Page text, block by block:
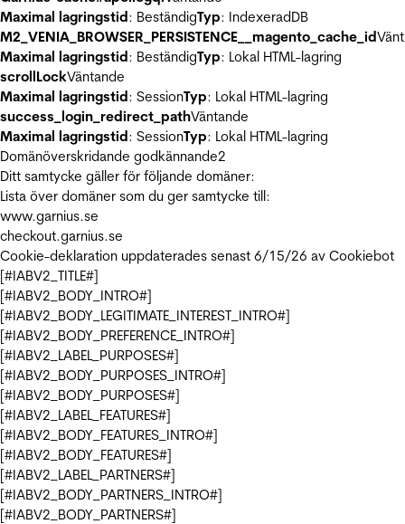
Maximal lagringstid: BeständigTyp: IndexeradDB
M2_VENIA_BROWSER_PERSISTENCE__magento_cache_id
Maximal lagringstid: BeständigTyp: Lokal HTML-lagring
scrollLockVäntande
Maximal lagringstid: SessionTyp: Lokal HTML-lagring
success_login_redirect_pathVäntande
Maximal lagringstid: SessionTyp: Lokal HTML-lagring
Domänöverskridande godkännande2
Ditt samtycke gäller för följande domäner:
Lista över domäner som du ger samtycke till:
www.garnius.se
checkout.garnius.se
Cookie-deklaration uppdaterades senast 6/15/26 av Cookiebot
[#IABV2_TITLE#]
[#IABV2_BODY_INTRO#]
[#IABV2_BODY_LEGITIMATE_INTEREST_INTRO#]
[#IABV2_BODY_PREFERENCE_INTRO#]
[#IABV2_LABEL_PURPOSES#]
[#IABV2_BODY_PURPOSES_INTRO#]
[#IABV2_BODY_PURPOSES#]
[#IABV2_LABEL_FEATURES#]
[#IABV2_BODY_FEATURES_INTRO#]
[#IABV2_BODY_FEATURES#]
[#IABV2_LABEL_PARTNERS#]
[#IABV2_BODY_PARTNERS_INTRO#]
[#IABV2_BODY_PARTNERS#]